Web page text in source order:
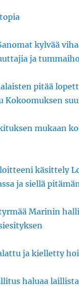
kylvää
ja
pitää
Kokoomuksen
mukaan
käsittely
ja siellä
Marinin
ja kielletty
haluaa